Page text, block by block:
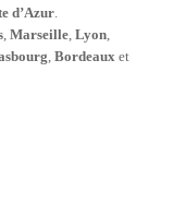
d’Azur.
, Marseille, Lyon,
Bordeaux et